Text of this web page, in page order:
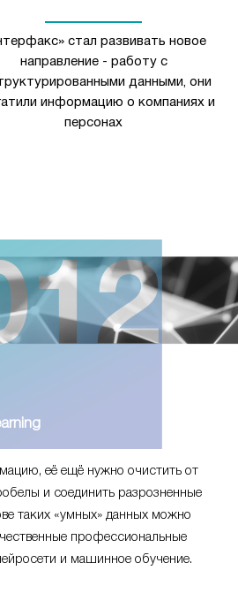
стал развивать новое
направление - работу с
данными, они
информацию о компаниях и
персонах
её ещё нужно очистить от
и соединить разрозненные
таких «умных» данных можно
профессиональные
и машинное обучение.